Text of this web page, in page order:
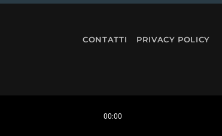
00:00
CONTATTI PRIVACY POLICY